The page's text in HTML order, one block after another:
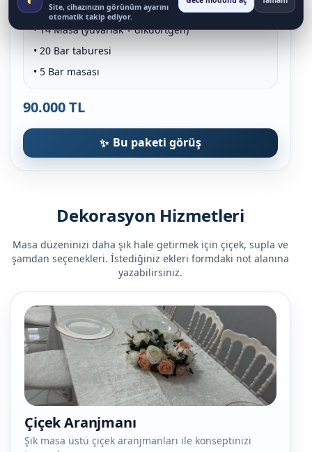
• 60 Napolyon sandalye
• 14 Masa (yuvarlak + dikdörtgen)
• 20 Bar taburesi
• 5 Bar masası
90.000 TL
Bu paketi görüş
Dekorasyon Hizmetleri
Masa düzeninizi daha şık hale getirmek için çiçek, supla ve
şamdan seçenekleri. İstediğiniz ekleri formdaki not alanına
yazabilirsiniz.
Çiçek Aranjmanı
Şık masa üstü çiçek aranjmanları ile konseptinizi
Site, cihazınızın görünüm ayarını
otomatik takip ediyor.